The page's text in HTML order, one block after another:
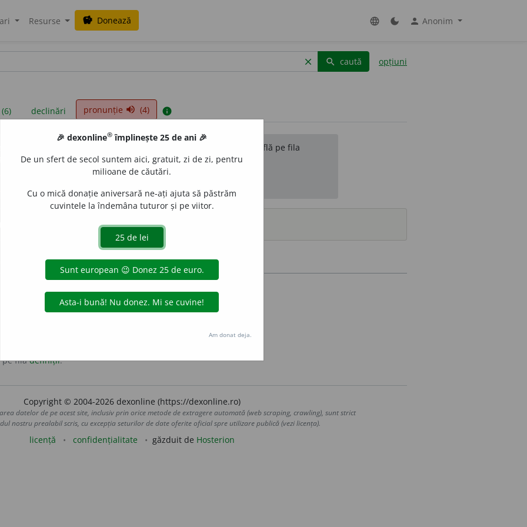
Resurse savings Donează language dark_mode person Anonim
clear search caută opțiuni
declinări pronunție volume_up (4) info
sunt compilate de echipa dexonline. Definițiile originale se află pe fila
reordona filele pe pagina depreferințe.
surse
în interiorul mașinii, la spate.
pe filadefiniții.
Copyright © 2004-2026 dexonline (https://dexonline.ro)
datelor de pe acest site, inclusiv prin orice metode de extragere automată (web scraping, crawling), sunt strict
nostru prealabil scris, cu excepția seturilor de date oferite oficial spre utilizare publică (vezi licența).
licență confidențialitate găzduit de Hosterion
🎉 dexonline® împlinește 25 de ani 🎉
De un sfert de secol suntem aici, gratuit, zi de zi, pentru
milioane de căutări.
Cu o mică donație aniversară ne-ați ajuta să păstrăm
cuvintele la îndemâna tuturor și pe viitor.
Am donat deja.